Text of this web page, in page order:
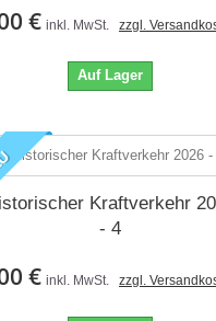
€ inkl. MwSt. zzgl.
Auf Lager
Kraftverkehr
- 4
€ inkl. MwSt. zzgl.